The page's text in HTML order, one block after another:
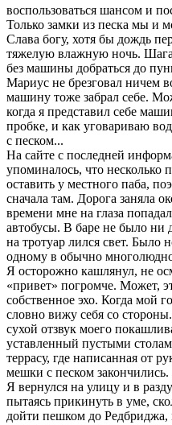
воспользоваться шансом и
Только замки из песка мы и
Слава богу, хотя бы дождь
тяжелую влажную ночь.
без машины добраться до
Мариус не брезговал ничем
машину тоже забрал себе.
когда я представил себе
пробке, и как уговариваю
с песком...
На сайте с последней
упоминалось, что несколько
оставить у местного паба,
сначала там. Дорога заняла
времени мне на глаза
автобусы. В баре не было ни
на тротуар лился свет. Было
одному в обычно
Я осторожно кашлянул, не
«привет» погромче. Может,
собственное эхо. Когда мой
словно вижу себя со
сухой отзвук моего
уставленный пустыми
террасу, где написанная от
мешки с песком закончились.
Я вернулся на улицу и в
пытаясь прикинуть в уме,
дойти пешком до Редбриджа,